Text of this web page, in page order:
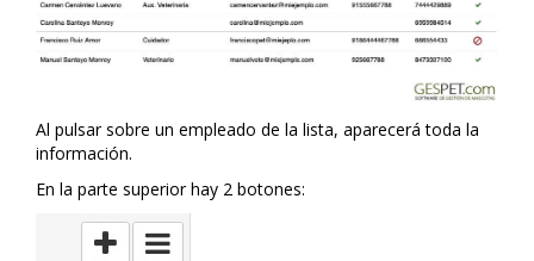
Al pulsar sobre un empleado de la lista, aparecerá toda la
información.
En la parte superior hay 2 botones: